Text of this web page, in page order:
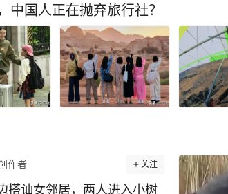
中国人正在抛弃旅行社？
作者 关注
搭讪女邻居，两人进入小树